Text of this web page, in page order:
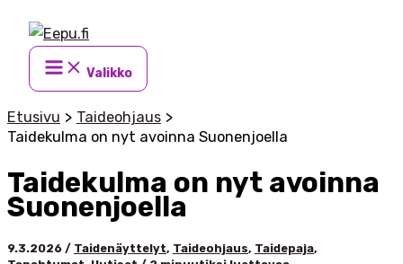
Siirry
sisältöön
Valikko
Etusivu
Taideohjaus
Taidekulma on nyt avoinna Suonenjoella
Taidekulma on nyt avoinna
Suonenjoella
9.3.2026 / Taidenäyttelyt, Taideohjaus, Taidepaja,